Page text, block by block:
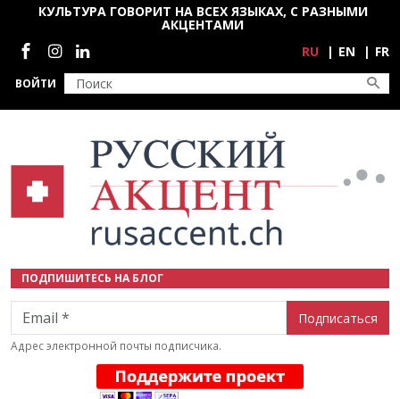
Перейти к основному содержанию
ВОЙТИ
КУЛЬТУРА ГОВОРИТ НА ВСЕХ ЯЗЫКАХ, С РАЗНЫМИ
АКЦЕНТАМИ
Социальные сети
RU EN FR
ПОДПИШИТЕСЬ НА БЛОГ
Email
Адрес электронной почты подписчика.